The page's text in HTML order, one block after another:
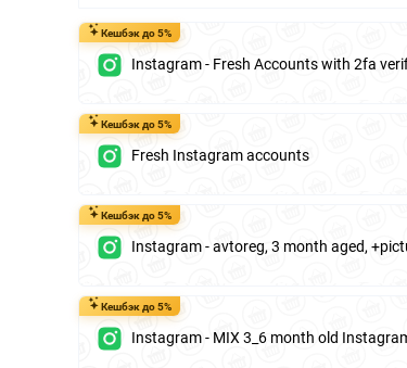
Кешбэк до 5%
Instagram - Fresh Accounts with 2fa
Кешбэк до 5%
Fresh Instagram accounts
Кешбэк до 5%
Instagram - avtoreg, 3 month aged,
Кешбэк до 5%
Instagram - MIX 3_6 month old